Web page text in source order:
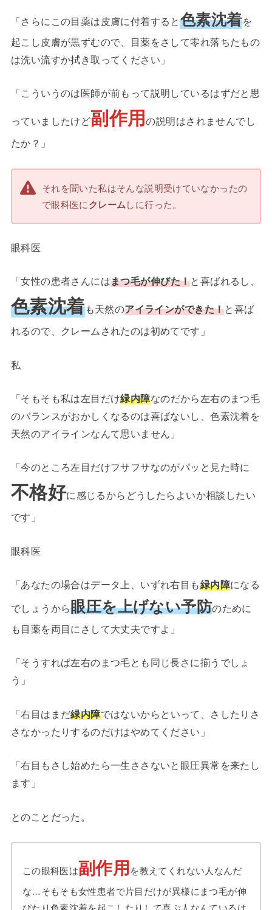
「さらにこの目薬は皮膚に付着すると 色素沈着を
起こし皮膚が黒ずむので、目薬をさして零れ落ちたもの
は洗い流すか拭き取ってください」
「こういうのは医師が前もって説明しているはずだと思
っていましたけど副作用の説明はされませんでし
たか？」
それを聞いた私はそんな説明受けていなかったの
で眼科医に クレーム しに行った。
眼科医
「女性の患者さんにはまつ毛が伸びた！と喜ばれるし、
色素沈着も天然のアイラインができた！と喜ば
れるので、クレームされたのは初めてです」
私
「そもそも私は左目だけ緑内障なのだから左右のまつ毛
のバランスがおかしくなるのは喜ばないし、色素沈着を
天然のアイラインなんて思いません」
「今のところ左目だけフサフサなのがパッと見た時に
不格好に感じるからどうしたらよいか相談したい
です」
眼科医
「あなたの場合はデータ上、いずれ右目も緑内障になる
でしょうから眼圧を上げない予防のために
も目薬を両目にさして大丈夫ですよ」
「そうすれば左右のまつ毛とも同じ長さに揃うでしょ
う」
「右目はまだ緑内障ではないからといって、さしたりさ
さなかったりするのだけはやめてください」
「右目もさし始めたら一生ささないと眼圧異常を来たし
ます」
とのことだった。
この眼科医は副作用 を教えてくれない人なんだ
な…そもそも女性患者で片目だけが異様にまつ毛が伸
びたり色素沈着を起こしたりして喜ぶ人なんているは